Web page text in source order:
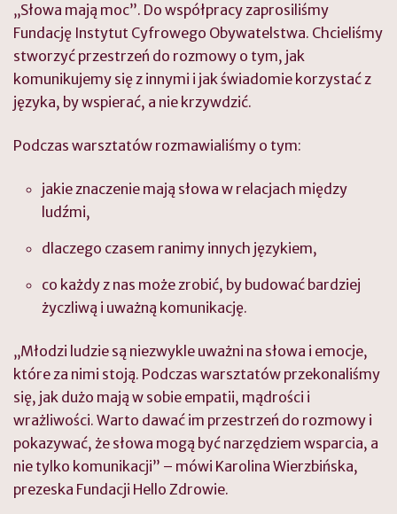
„Słowa mają moc”. Do współpracy zaprosiliśmy
Fundację Instytut Cyfrowego Obywatelstwa. Chcieliśmy
stworzyć przestrzeń do rozmowy o tym, jak
komunikujemy się z innymi i jak świadomie korzystać z
języka, by wspierać, a nie krzywdzić.
Podczas warsztatów rozmawialiśmy o tym:
jakie znaczenie mają słowa w relacjach między
ludźmi,
dlaczego czasem ranimy innych językiem,
co każdy z nas może zrobić, by budować bardziej
życzliwą i uważną komunikację.
„Młodzi ludzie są niezwykle uważni na słowa i emocje,
które za nimi stoją. Podczas warsztatów przekonaliśmy
się, jak dużo mają w sobie empatii, mądrości i
wrażliwości. Warto dawać im przestrzeń do rozmowy i
pokazywać, że słowa mogą być narzędziem wsparcia, a
nie tylko komunikacji” – mówi Karolina Wierzbińska,
prezeska Fundacji Hello Zdrowie.